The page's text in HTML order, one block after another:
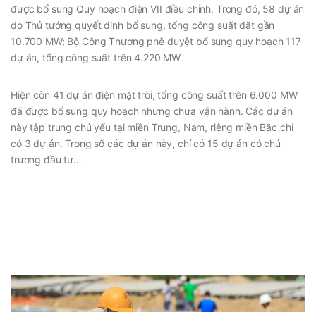
được bổ sung Quy hoạch điện VII điều chỉnh. Trong đó, 58 dự án
do Thủ tướng quyết định bổ sung, tổng công suất đặt gần
10.700 MW; Bộ Công Thương phê duyệt bổ sung quy hoạch 117
dự án, tổng công suất trên 4.220 MW.
Hiện còn 41 dự án điện mặt trời, tổng công suất trên 6.000 MW
đã được bổ sung quy hoạch nhưng chưa vận hành. Các dự án
này tập trung chủ yếu tại miền Trung, Nam, riêng miền Bắc chỉ
có 3 dự án. Trong số các dự án này, chỉ có 15 dự án có chủ
trương đầu tư…